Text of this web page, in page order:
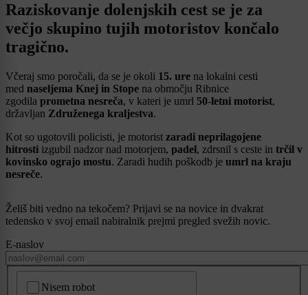
Raziskovanje dolenjskih cest se je za
večjo skupino tujih motoristov končalo
tragično.
Včeraj smo poročali, da se je okoli 15. ure na lokalni cesti
med naseljema Knej in Stope na območju Ribnice
zgodila prometna nesreča, v kateri je umrl 50-letni motorist,
državljan Združenega kraljestva.
Kot so ugotovili policisti, je motorist zaradi neprilagojene
hitrosti izgubil nadzor nad motorjem, padel, zdrsnil s ceste in trčil v
kovinsko ograjo mostu. Zaradi hudih poškodb je umrl na kraju
nesreče.
Želiš biti vedno na tekočem? Prijavi se na novice in dvakrat
tedensko v svoj email nabiralnik prejmi pregled svežih novic.
E-naslov
Nisem robot